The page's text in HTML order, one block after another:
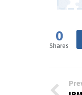
0
Shares